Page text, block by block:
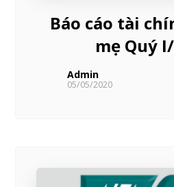
Báo cáo tài
mẹ Quý
Admin
05/05/2020